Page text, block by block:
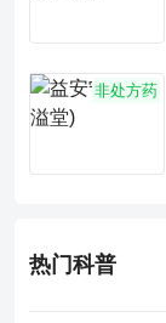
非处方药
热门科普